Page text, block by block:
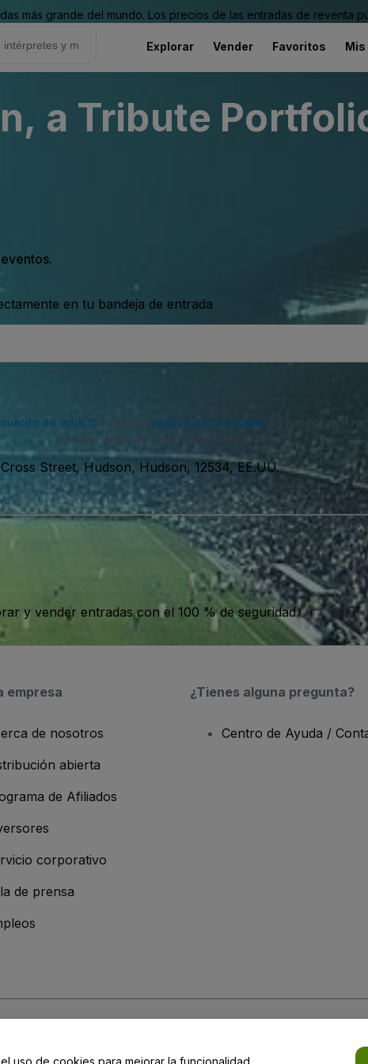
más grande del mundo. Los precios de las entradas de reventa
Explorar Vender Favoritos
a Tribute
en tu bandeja de entrada
de usuario política de privacidad . Es posible que
puedes darte de baja en cualquier momento.
Street, Hudson, Hudson, 12534, EE.UU.
y vender entradas con el 100 % de seguridad.
empresa
de nosotros
abierta
de Afiliados
corporativo
de prensa
¿Tienes alguna pregunta?
Centro de Ayuda /
y de la
uso de cookies para mejorar la funcionalidad